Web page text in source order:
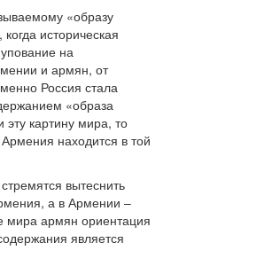
«образу
историческая
на
и армян, от
Россия стала
«образа
картину мира, то
находится в той
вытеснить
а в Армении –
мира армян ориентация
является